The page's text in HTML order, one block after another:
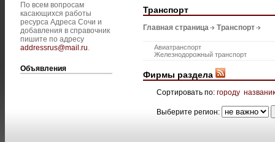
По всем вопросам
касающихся работы
ресурса Адреса Сочи и
добавления в справочник
пишите по адресу
addressrus@mail.ru.
Объявления
Транспорт
Главная страница Транспорт
Авиатранспорт
Железнодорожный транспорт
Фирмы раздела
Сортировать по: городу
Выберите регион: